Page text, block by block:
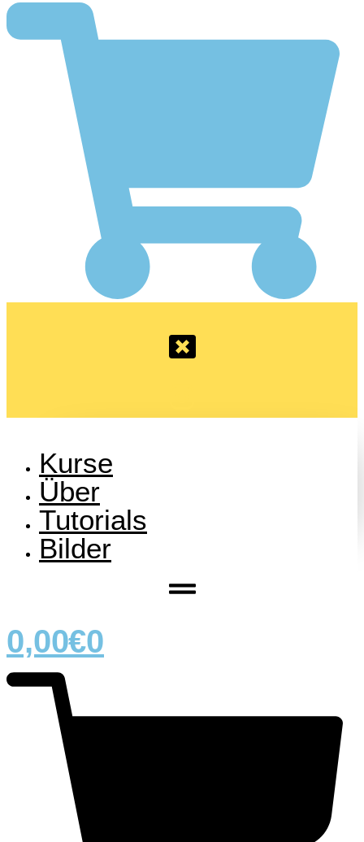
Kurse
Über
Tutorials
Bilder
0,00€0